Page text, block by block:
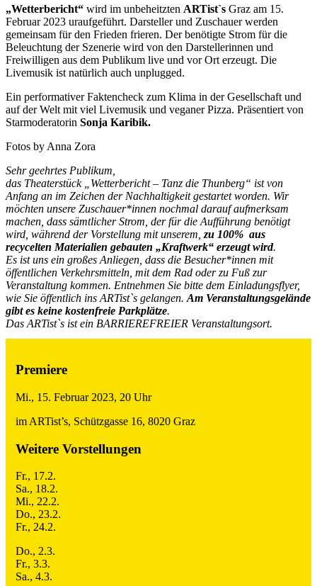
„Wetterbericht“ wird im unbeheitzten ARTist`s Graz am 15.
Februar 2023 uraufgeführt. Darsteller und Zuschauer werden
gemeinsam für den Frieden frieren. Der benötigte Strom für die
Beleuchtung der Szenerie wird von den Darstellerinnen und
Freiwilligen aus dem Publikum live und vor Ort erzeugt. Die
Livemusik ist natürlich auch unplugged.
Ein performativer Faktencheck zum Klima in der Gesellschaft und
auf der Welt mit viel Livemusik und veganer Pizza. Präsentiert von
Starmoderatorin Sonja Karibik.
Fotos by Anna Zora
Sehr geehrtes Publikum,
das Theaterstück „Wetterbericht – Tanz die Thunberg“ ist von
Anfang an im Zeichen der Nachhaltigkeit gestartet worden. Wir
möchten unsere Zuschauer*innen nochmal darauf aufmerksam
machen, dass sämtlicher Strom, der für die Aufführung benötigt
wird, während der Vorstellung mit unserem,zu 100% aus
recycelten Materialien gebauten „Kraftwerk“ erzeugt wird.
Es ist uns ein großes Anliegen, dass die Besucher*innen mit
öffentlichen Verkehrsmitteln, mit dem Rad oder zu Fuß zur
Veranstaltung kommen. Entnehmen Sie bitte dem Einladungsflyer,
wie Sie öffentlich ins ARTist`s gelangen.Am Veranstaltungsgelände
gibt es keine kostenfreie Parkplätze.
Das ARTist`s ist ein BARRIEREFREIER Veranstaltungsort.
Premiere
Mi., 15. Februar 2023, 20 Uhr
im ARTist’s, Schützgasse 16, 8020 Graz
Weitere Vorstellungen
Fr., 17.2.
Sa., 18.2.
Mi., 22.2.
Do., 23.2.
Fr., 24.2.
Do., 2.3.
Fr., 3.3.
Sa., 4.3.